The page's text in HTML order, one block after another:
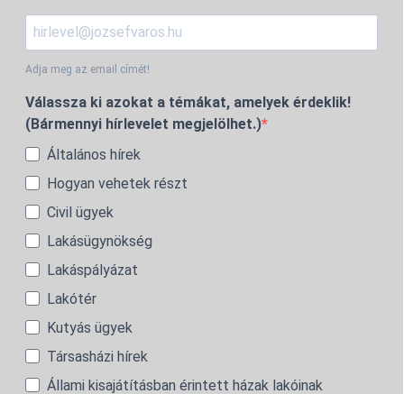
Adja meg az email címét!
Válassza ki azokat a témákat, amelyek érdeklik!
(Bármennyi hírlevelet megjelölhet.)
Általános hírek
Hogyan vehetek részt
Civil ügyek
Lakásügynökség
Lakáspályázat
Lakótér
Kutyás ügyek
Társasházi hírek
Állami kisajátításban érintett házak lakóinak